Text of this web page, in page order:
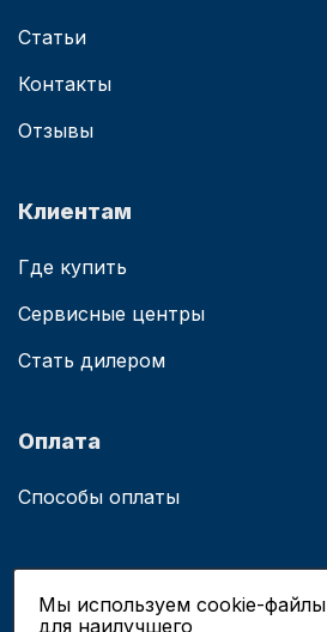
Статьи
Контакты
Отзывы
Клиентам
Где купить
Сервисные центры
Стать дилером
Оплата
Способы оплаты
Мы используем cookie-файлы
для наилучшего